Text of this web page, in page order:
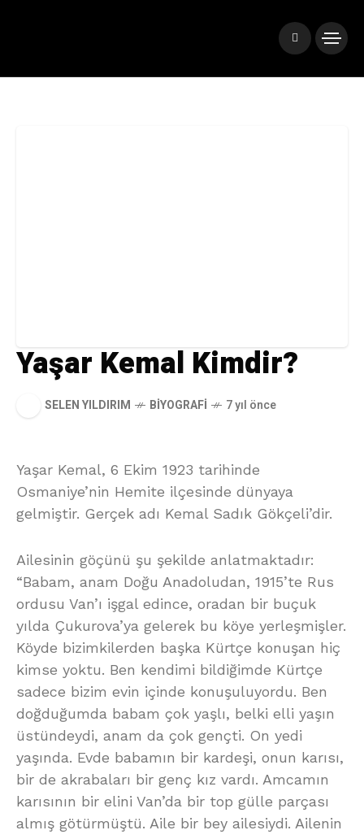
Yaşar Kemal Kimdir?
SELEN YILDIRIM BIYOGRAFI 7 yıl önce
Yaşar Kemal, 6 Ekim 1923 tarihinde
Osmaniye’nin Hemite ilçesinde dünyaya
gelmiştir. Gerçek adı Kemal Sadık Gökçeli’dir.
Ailesinin göçünü şu şekilde anlatmaktadır:
“Babam, anam Doğu Anadoludan, 1915’te Rus
ordusu Van’ı işgal edince, oradan bir buçuk
yılda Çukurova’ya gelerek bu köye yerleşmişler.
Köyde bizimkilerden başka Kürtçe konuşan hiç
kimse yoktu. Ben kendimi bildiğimde Kürtçe
sadece bizim evin içinde konuşuluyordu. Ben
doğduğumda babam çok yaşlı, belki elli yaşın
üstündeydi, anam da çok gençti. On yedi
yaşında. Evde babamın bir kardeşi, onun karısı,
bir de akrabaları bir genç kız vardı. Amcamın
karısının bir elini Van’da bir top gülle parçası
almış götürmüştü. Aile bir bey ailesiydi. Ailenin